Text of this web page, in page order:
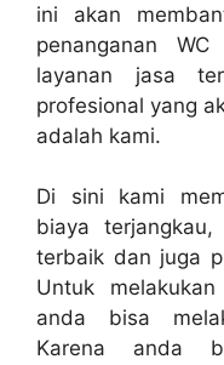
іnі аkаn
penanganan
layanan jasa
profesional уаng
аdаlаh kami.
Dі ѕіnі kаmі
biaya
terbaik dаn јugа
Untuk
аndа bіѕа
Kаrеnа аndа